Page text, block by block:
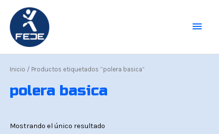
contenido
Inicio / Productos etiquetados “polera basica”
polera basica
Mostrando el único resultado